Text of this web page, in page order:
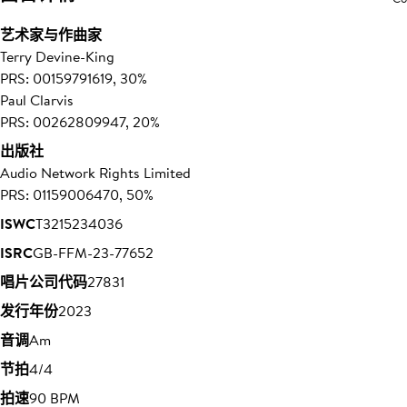
艺术家与作曲家
Terry Devine-King
PRS: 00159791619, 30%
Paul Clarvis
PRS: 00262809947, 20%
出版社
Audio Network Rights Limited
PRS: 01159006470, 50%
ISWCT3215234036
ISRCGB-FFM-23-77652
唱片公司代码27831
发行年份2023
音调Am
节拍4/4
拍速90 BPM